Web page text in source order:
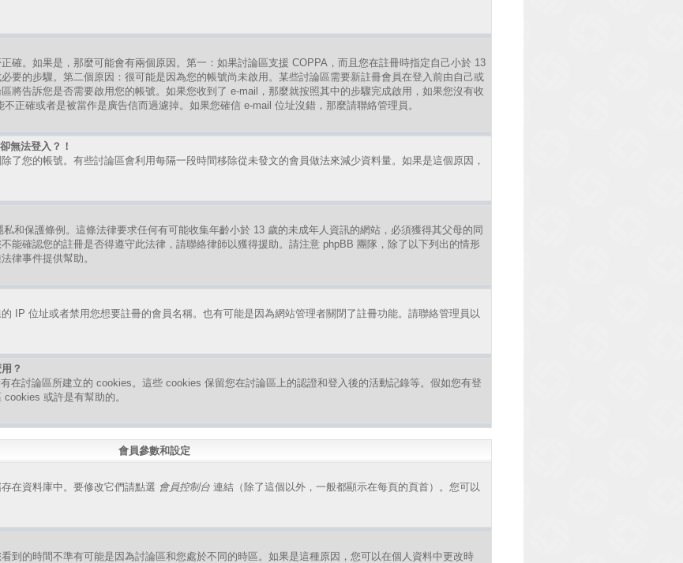
確。如果是，那麼可能會有兩個原因。第一：如果討論區支援 COPPA，而且您在註冊時指定自己小於 13
要的步驟。第二個原因：很可能是因為您的帳號尚未啟用。某些討論區需要新註冊會員在登入前由自己或
將告訴您是否需要啟用您的帳號。如果您收到了 e-mail，那麼就按照其中的步驟完成啟用，如果您沒有收
正確或者是被當作是廣告信而過濾掉。如果您確信 e-mail 位址沒錯，那麼請聯絡管理員。
無法登入？！
了您的帳號。有些討論區會利用每隔一段時間移除從未發文的會員做法來減少資料量。如果是這個原因，
和保護條例。這條法律要求任何有可能收集年齡小於 13 歲的未成年人資訊的網站，必須獲得其父母的同
能確認您的註冊是否得遵守此法律，請聯絡律師以獲得援助。請注意 phpBB 團隊，除了以下列出的情形
律事件提供幫助。
IP 位址或者禁用您想要註冊的會員名稱。也有可能是因為網站管理者關閉了註冊功能。請聯絡管理員以
？
在討論區所建立的 cookies。這些 cookies 保留您在討論區上的認證和登入後的活動記錄等。假如您有登
或許是有幫助的。
會員參數和設定
在資料庫中。要修改它們請點選 會員控制台 連結（除了這個以外，一般都顯示在每頁的頁首）。您可以
到的時間不準有可能是因為討論區和您處於不同的時區。如果是這種原因，您可以在個人資料中更改時